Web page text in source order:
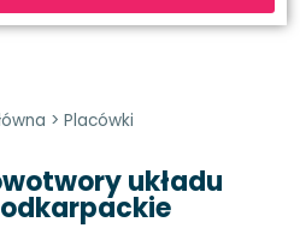
> Placówki
układu